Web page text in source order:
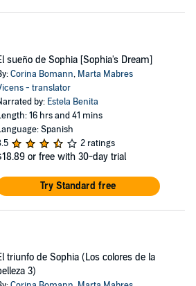
sueño de Sophia [Sophia's Dream]
Corina Bomann, Marta Mabres
- translator
by: Estela Benita
16 hrs and 41 mins
Spanish
2 ratings
or free with 30-day trial
Try Standard free
triunfo de Sophia (Los colores de la
3)